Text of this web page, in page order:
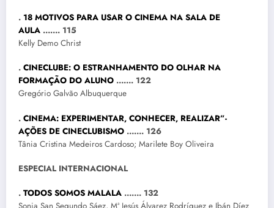
. 18 MOTIVOS PARA USAR O CINEMA NA SALA DE
AULA ……. 115
Kelly Demo Christ
. CINECLUBE: O ESTRANHAMENTO DO OLHAR NA
FORMAÇÃO DO ALUNO ……. 122
Gregório Galvão Albuquerque
. CINEMA: EXPERIMENTAR, CONHECER, REALIZAR”-
AÇÕES DE CINECLUBISMO ……. 126
Tânia Cristina Medeiros Cardoso; Marilete Boy Oliveira
ESPECIAL INTERNACIONAL
. TODOS SOMOS MALALA ……. 132